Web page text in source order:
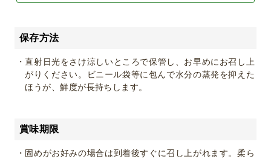
保存方法
・直射日光をさけ涼しいところで保管し、お早めにお召し上
がりください。ビニール袋等に包んで水分の蒸発を抑えた
ほうが、鮮度が長持ちします。
賞味期限
・固めがお好みの場合は到着後すぐに召し上がれます。柔ら